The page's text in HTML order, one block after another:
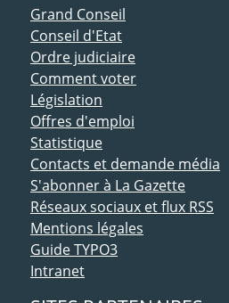
ACCÈS DIRECT
Grand Conseil
Conseil d'Etat
Ordre judiciaire
Comment voter
Législation
Offres d'emploi
Statistique
Contacts et demande média
S'abonner à La Gazette
Réseaux sociaux et flux RSS
Mentions légales
Guide TYPO3
Intranet